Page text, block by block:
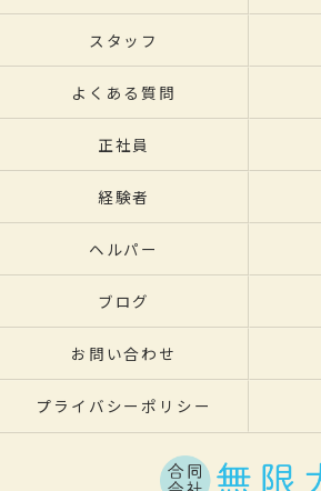
スタッフ
よくある質問
正社員
経験者
ヘルパー
ブログ
お問い合わせ
プライバシーポリシー